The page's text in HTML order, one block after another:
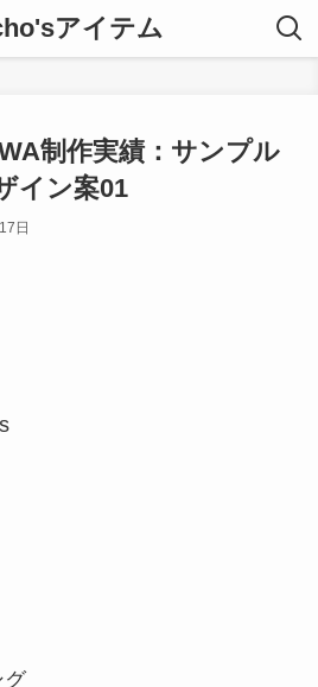
アイテム
制作実績：サンプル
イン案01
日
グ